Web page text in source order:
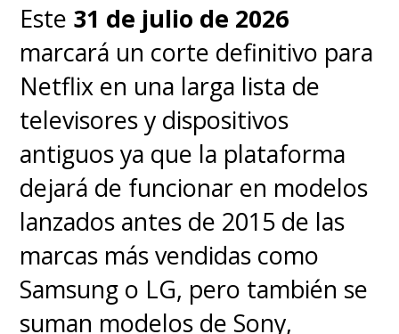
Este 31 de julio de 2026
marcará un corte definitivo para
Netflix en una larga lista de
televisores y dispositivos
antiguos ya que la plataforma
dejará de funcionar en modelos
lanzados antes de 2015 de las
marcas más vendidas como
Samsung o LG, pero también se
suman modelos de Sony,